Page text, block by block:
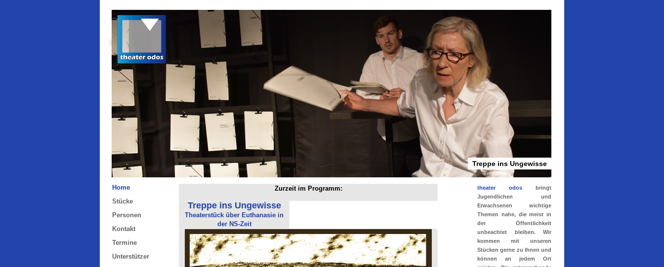
Treppe ins Ungewisse
Home
Stücke
Personen
Kontakt
Termine
Unterstützer
Zurzeit im Programm:
Treppe ins Ungewisse
Theaterstück über Euthanasie in
der NS-Zeit
theater odos bringt
Jugendlichen und
Erwachsenen wichtige
Themen nahe, die meist in
der Öffentlichkeit
unbeachtet bleiben. Wir
kommen mit unseren
Stücken gerne zu Ihnen und
können an jedem Ort